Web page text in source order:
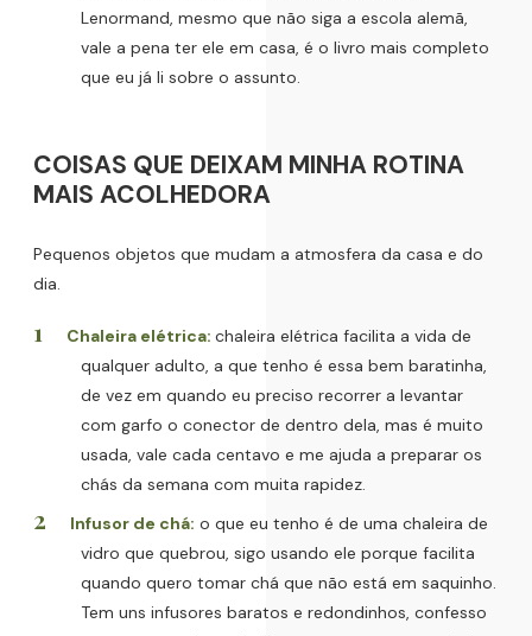
Lenormand, mesmo que não siga a escola alemã,
vale a pena ter ele em casa, é o livro mais completo
que eu já li sobre o assunto.
COISAS QUE DEIXAM MINHA ROTINA
MAIS ACOLHEDORA
Pequenos objetos que mudam a atmosfera da casa e do
dia.
Chaleira elétrica: chaleira elétrica facilita a vida de
qualquer adulto, a que tenho é essa bem baratinha,
de vez em quando eu preciso recorrer a levantar
com garfo o conector de dentro dela, mas é muito
usada, vale cada centavo e me ajuda a preparar os
chás da semana com muita rapidez.
Infusor de chá: o que eu tenho é de uma chaleira de
vidro que quebrou, sigo usando ele porque facilita
quando quero tomar chá que não está em saquinho.
Tem uns infusores baratos e redondinhos, confesso